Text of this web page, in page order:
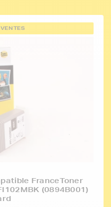
FranceToner
(0894B001)